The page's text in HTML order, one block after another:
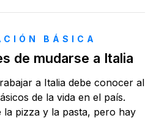
BÁSICA
de mudarse a Italia
a Italia debe conocer al
de la vida en el país.
pizza y la pasta, pero hay